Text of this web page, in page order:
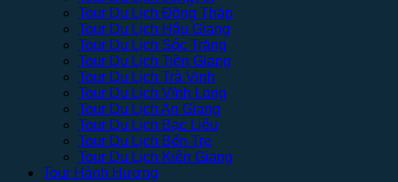
Tour Du Lịch Đồng Tháp
Tour Du Lịch Hậu Giang
Tour Du Lịch Sóc Trăng
Tour Du Lịch Tiền Giang
Tour Du Lịch Trà Vinh
Tour Du Lịch Vĩnh Long
Tour Du Lịch An Giang
Tour Du Lịch Bạc Liêu
Tour Du Lịch Bến Tre
Tour Du Lịch Kiên Giang
Tour Hành Hương